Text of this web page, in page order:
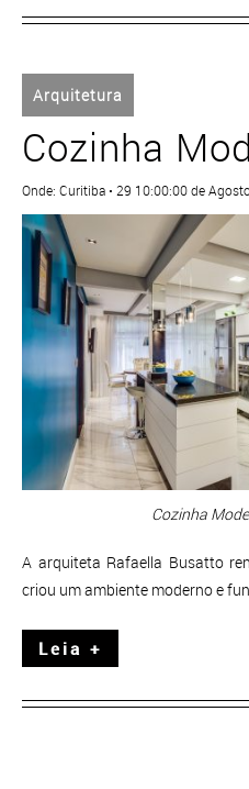
Arquitetura
Cozinha
Onde: Curitiba • 29 10:00:00 de
Cozinha
A arquiteta Rafaella Busatto
criou um ambiente moderno e
Leia +